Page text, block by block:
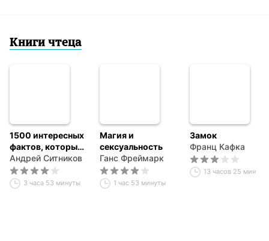
Книги чтеца
1500 интересных
фактов, которые
поражают
воображение.
Выпуск 1
Андрей Ситников
3 часа 53 минуты
Магия и
сексуальность
Ганс Фреймарк
1 час 53 минуты
Замок
Франц Кафка
13 часов 25 минут